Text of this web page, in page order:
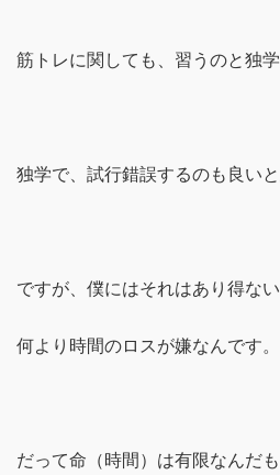
筋トレに関しても、習うのと独
独学で、試行錯誤するのも良いと
ですが、僕にはそれはあり得ない
何より時間のロスが嫌なんです。
だって命（時間）は有限なんだも